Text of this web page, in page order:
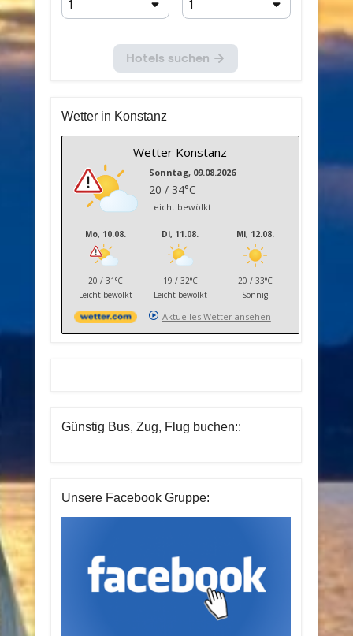
Wetter in Konstanz
Wetter Konstanz
Sonntag, 09.08.2026
20 / 34°C
Leicht bewölkt
Mo, 10.08.
20 / 31°C
Leicht bewölkt
Di, 11.08.
19 / 32°C
Leicht bewölkt
Mi, 12.08.
20 / 33°C
Sonnig
Aktuelles Wetter ansehen
Günstig Bus, Zug, Flug buchen::
Unsere Facebook Gruppe: